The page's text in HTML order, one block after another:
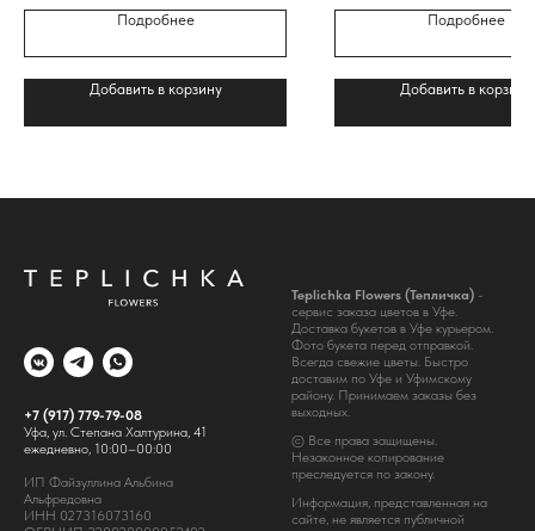
Подробнее
Добавить в корзину
Подробнее
Добавить в корзину
+7 (917) 779-79-08
Уфа, ул. Степана Халтурина, 41
ежедневно, 10:00–00:00
ИП Файзуллина Альбина
Альфредовна
ИНН 027316073160
Teplichka Flowers (Тепличка) -
сервис заказа цветов в Уфе.
Доставка букетов в Уфе курьером.
Фото букета перед отправкой.
Всегда свежие цветы. Быстро
доставим по Уфе и Уфимскому
району. Принимаем заказы без
выходных.
© Все права защищены.
Незаконное копирование
преследуется по закону.
Информация, представленная на
сайте, не является публичной